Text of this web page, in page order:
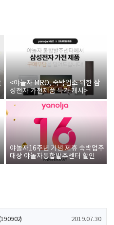
<야놀자 MRO, 숙박업소 위한 삼
성전자 가전제품 특가 개시>
야놀자16주년 기념 제휴 숙박업주
대상 야놀자통합발주센터 할인쿠
폰 증정
2019.07.30